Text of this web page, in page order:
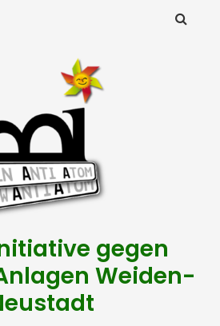
gegen
Weiden-